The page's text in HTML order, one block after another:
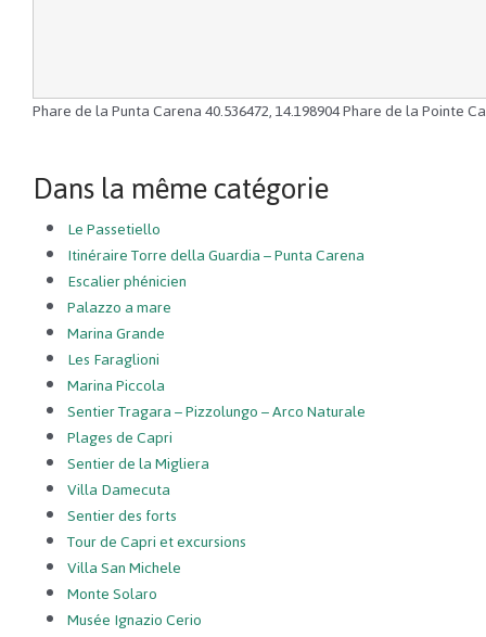
Phare de la Punta Carena40.536472,14.198904Phare de la Pointe
Dans la même catégorie
Le Passetiello
Itinéraire Torre della Guardia – Punta Carena
Escalier phénicien
Palazzo a mare
Marina Grande
Les Faraglioni
Marina Piccola
Sentier Tragara – Pizzolungo – Arco Naturale
Plages de Capri
Sentier de la Migliera
Villa Damecuta
Sentier des forts
Tour de Capri et excursions
Villa San Michele
Monte Solaro
Musée Ignazio Cerio